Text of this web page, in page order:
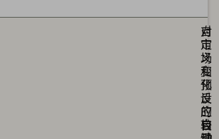
可
对
市
场
变
化
反
应
较
可
自
定
义
和
预
设
的
自